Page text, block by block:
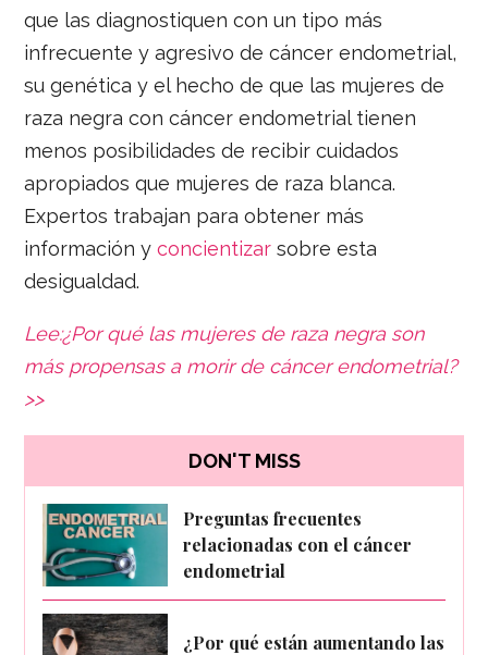
que las diagnostiquen con un tipo más
infrecuente y agresivo de cáncer endometrial,
su genética y el hecho de que las mujeres de
raza negra con cáncer endometrial tienen
menos posibilidades de recibir cuidados
apropiados que mujeres de raza blanca.
Expertos trabajan para obtener más
información yconcientizar sobre esta
desigualdad.
Lee:¿Por qué las mujeres de raza negra son
más propensas a morir de cáncer endometrial?
>>
DON'T MISS
Preguntas frecuentes
relacionadas con el cáncer
endometrial
¿Por qué están aumentando las